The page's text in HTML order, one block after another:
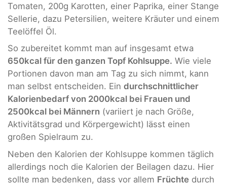
Tomaten, 200g Karotten, einer Paprika, einer Stange
Sellerie, dazu Petersilien, weitere Kräuter und einem
Teelöffel Öl.
So zubereitet kommt man auf insgesamt etwa
650kcal für den ganzen Topf Kohlsuppe. Wie viele
Portionen davon man am Tag zu sich nimmt, kann
man selbst entscheiden. Ein durchschnittlicher
Kalorienbedarf von 2000kcal bei Frauen und
2500kcal bei Männern (variiert je nach Größe,
Aktivitätsgrad und Körpergewicht) lässt einen
großen Spielraum zu.
Neben den Kalorien der Kohlsuppe kommen täglich
allerdings noch die Kalorien der Beilagen dazu. Hier
sollte man bedenken, dass vor allem Früchte durch